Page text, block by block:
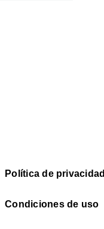
Política de privacidad
Condiciones de uso